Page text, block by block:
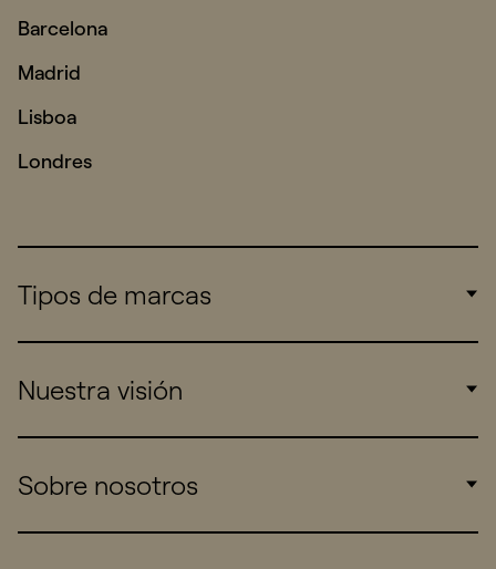
Barcelona
Madrid
Lisboa
Londres
Tipos de marcas
Consumers
Startups
Nuestra visión
Work
Sobre nosotros